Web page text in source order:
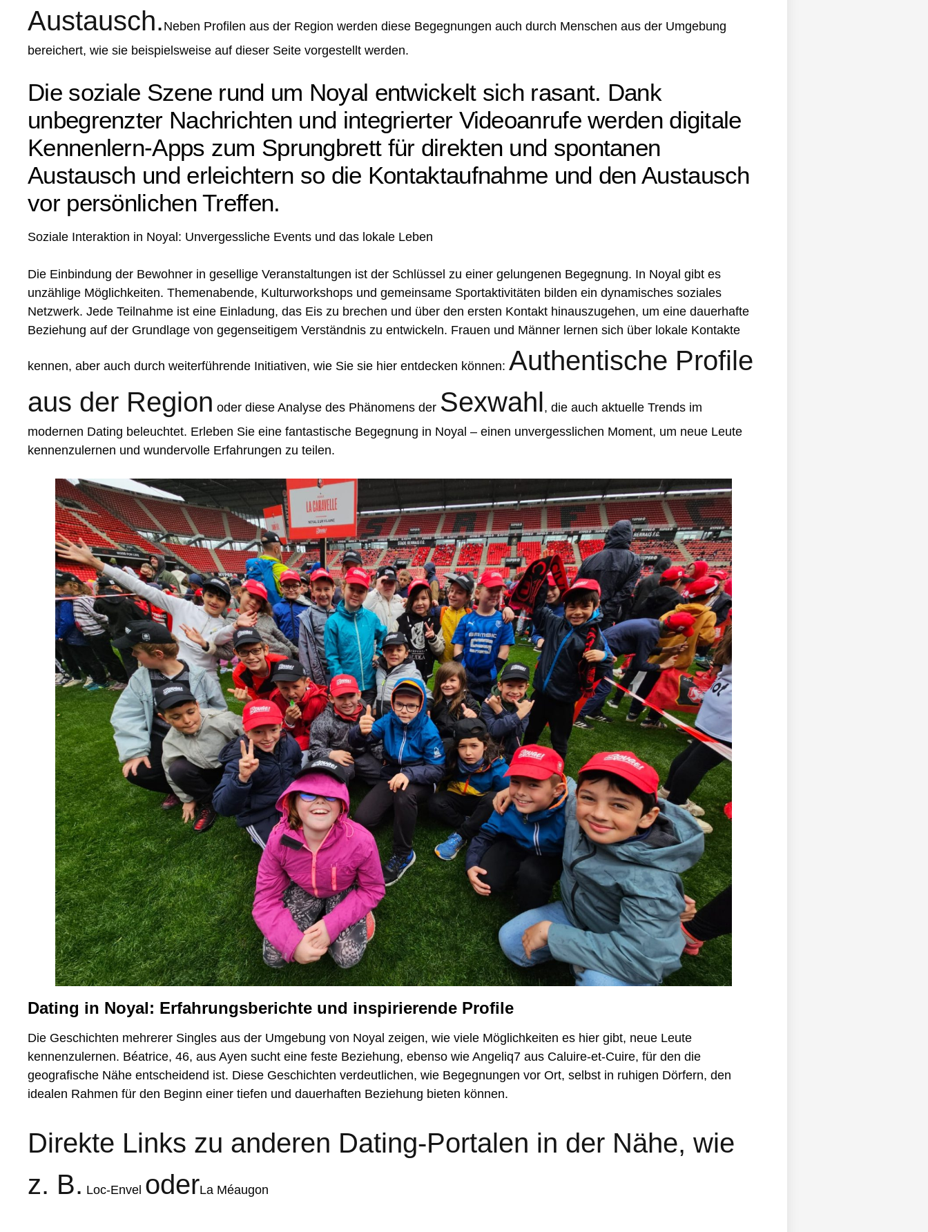
Austausch. Neben Profilen aus der Region werden diese Begegnungen auch durch Menschen aus der Umgebung
bereichert, wie sie beispielsweise auf dieser Seite vorgestellt werden.
Die soziale Szene rund um Noyal entwickelt sich rasant. Dank
unbegrenzter Nachrichten und integrierter Videoanrufe werden digitale
Kennenlern-Apps zum Sprungbrett für direkten und spontanen
Austausch und erleichtern so die Kontaktaufnahme und den Austausch
vor persönlichen Treffen.
Soziale Interaktion in Noyal: Unvergessliche Events und das lokale Leben
Die Einbindung der Bewohner in gesellige Veranstaltungen ist der Schlüssel zu einer gelungenen Begegnung. In Noyal gibt es
unzählige Möglichkeiten. Themenabende, Kulturworkshops und gemeinsame Sportaktivitäten bilden ein dynamisches soziales
Netzwerk. Jede Teilnahme ist eine Einladung, das Eis zu brechen und über den ersten Kontakt hinauszugehen, um eine dauerhafte
Beziehung auf der Grundlage von gegenseitigem Verständnis zu entwickeln. Frauen und Männer lernen sich über lokale Kontakte
kennen, aber auch durch weiterführende Initiativen, wie Sie sie hier entdecken können: Authentische Profile
aus der Region oder diese Analyse des Phänomens der Sexwahl , die auch aktuelle Trends im
modernen Dating beleuchtet. Erleben Sie eine fantastische Begegnung in Noyal – einen unvergesslichen Moment, um neue Leute
kennenzulernen und wundervolle Erfahrungen zu teilen.
Dating in Noyal: Erfahrungsberichte und inspirierende Profile
Die Geschichten mehrerer Singles aus der Umgebung von Noyal zeigen, wie viele Möglichkeiten es hier gibt, neue Leute
kennenzulernen. Béatrice, 46, aus Ayen sucht eine feste Beziehung, ebenso wie Angeliq7 aus Caluire-et-Cuire, für den die
geografische Nähe entscheidend ist. Diese Geschichten verdeutlichen, wie Begegnungen vor Ort, selbst in ruhigen Dörfern, den
idealen Rahmen für den Beginn einer tiefen und dauerhaften Beziehung bieten können.
Direkte Links zu anderen Dating-Portalen in der Nähe, wie
z. B. Loc-Envel oderLa Méaugon